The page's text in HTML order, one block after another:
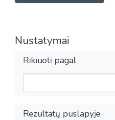
Nustatymai
Rikiuoti pagal
Rezultatų puslapyje